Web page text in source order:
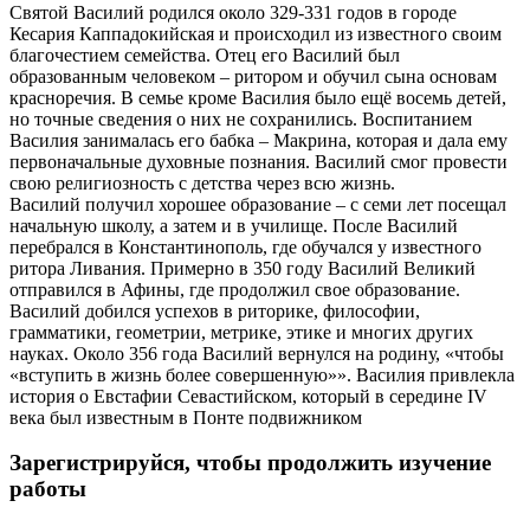
Святой Василий родился около 329-331 годов в городе
Кесария Каппадокийская и происходил из известного своим
благочестием семейства. Отец его Василий был
образованным человеком – ритором и обучил сына основам
красноречия. В семье кроме Василия было ещё восемь детей,
но точные сведения о них не сохранились. Воспитанием
Василия занималась его бабка – Макрина, которая и дала ему
первоначальные духовные познания. Василий смог провести
свою религиозность с детства через всю жизнь.
Василий получил хорошее образование – с семи лет посещал
начальную школу, а затем и в училище. После Василий
перебрался в Константинополь, где обучался у известного
ритора Ливания. Примерно в 350 году Василий Великий
отправился в Афины, где продолжил свое образование.
Василий добился успехов в риторике, философии,
грамматики, геометрии, метрике, этике и многих других
науках. Около 356 года Василий вернулся на родину, «чтобы
«вступить в жизнь более совершенную»». Василия привлекла
история о Евстафии Севастийском, который в середине IV
века был известным в Понте подвижником
Зарегистрируйся, чтобы продолжить изучение
работы